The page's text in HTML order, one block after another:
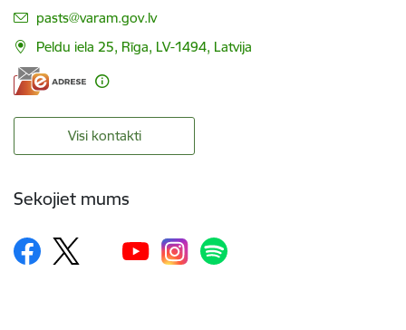
E-pasts:
pasts@varam.gov.lv
Peldu iela 25, Rīga, LV-1494, Latvija
Visi kontakti
Sekojiet mums